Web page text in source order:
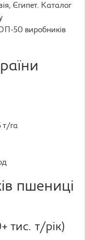
Єгипет. Каталог
50 виробників
т/га
пшениці
тис. т/рік)